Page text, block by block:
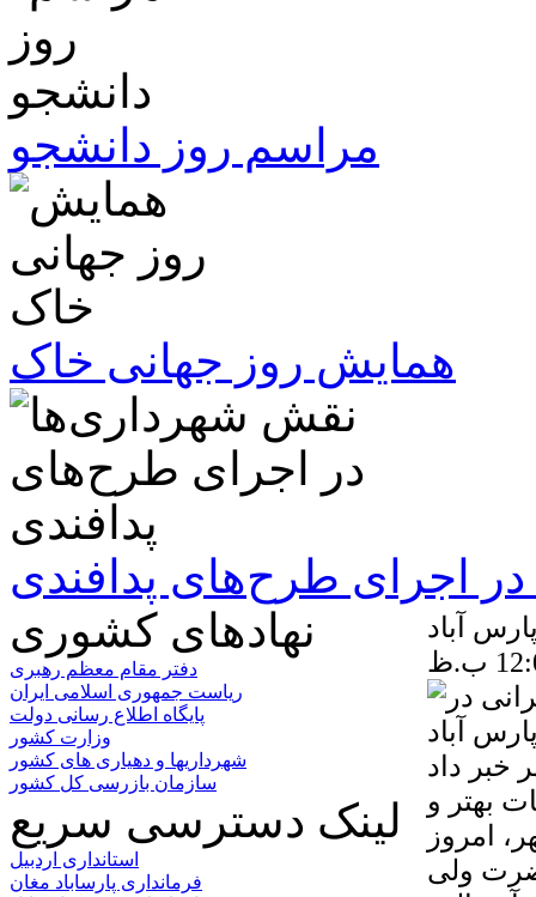
مراسم روز دانشجو
همایش روز جهانی خاک
اجرای طرح‌های پدافندی
آباد
خبر داد
بهتر و
امروز
ولی
نهادهای کشوری
دفتر مقام معظم رهبری
ریاست جمهوری اسلامی ایران
پایگاه اطلاع رسانی دولت
وزارت کشور
شهرداریها و دهیاری های کشور
سازمان بازرسی کل کشور
لینک دسترسی سریع
استانداری اردبیل
فرمانداری پارساباد مغان